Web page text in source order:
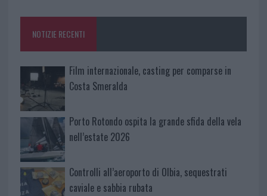
o
k
p
NOTIZIE RECENTI
Film internazionale, casting per comparse in
Costa Smeralda
Porto Rotondo ospita la grande sfida della vela
nell’estate 2026
Controlli all’aeroporto di Olbia, sequestrati
caviale e sabbia rubata